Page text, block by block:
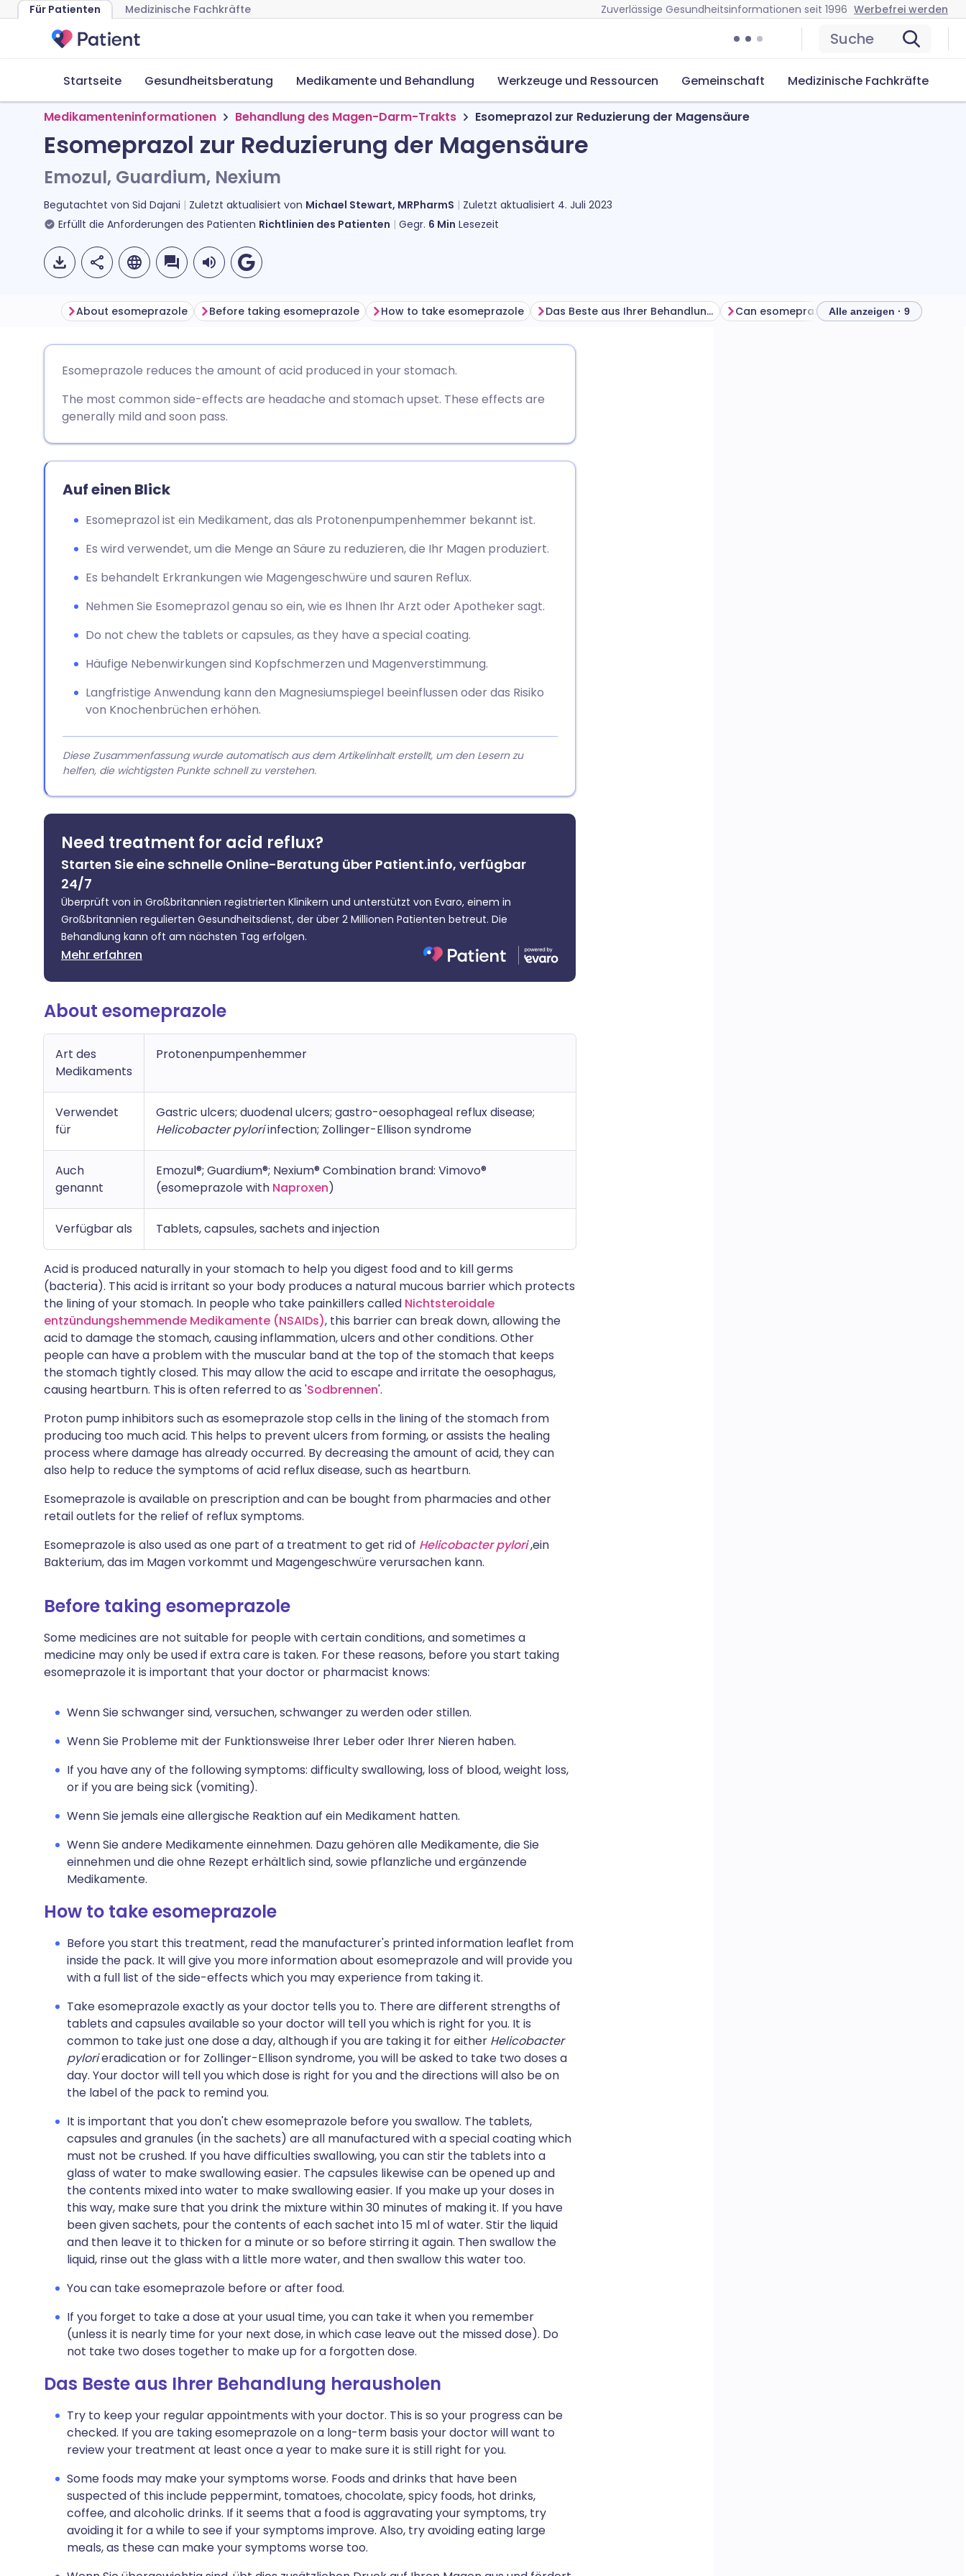
Für Patienten Medizinische Fachkräfte Zuverlässige Gesundheitsinformationen seit 1996 Werbefrei werden
Suche
Startseite Gesundheitsberatung Medikamente und Behandlung Werkzeuge und Ressourcen Gemeinschaft Medizinische Fachkräfte
Medikamenteninformationen Behandlung des Magen-Darm-Trakts Esomeprazol zur Reduzierung der Magensäure
Esomeprazol zur Reduzierung der Magensäure
Emozul, Guardium, Nexium
Begutachtet von Sid Dajani Zuletzt aktualisiert von Michael Stewart, MRPharmS Zuletzt aktualisiert 4. Juli 2023
Erfüllt die Anforderungen des Patienten Richtlinien des Patienten Gegr. 6 Min Lesezeit
Teilen über Facebook
Teilen über LinkedIn
Teilen über X
Teilen über WhatsApp
Link kopieren
🇪🇸 Español 🇫🇷 Français
🇮🇹 Italiano 🇵🇹 Português
🇮🇳 हिन्दी
🇸🇦 عربي 🇸🇪 Svenska
About esomeprazole Before taking esomeprazole How to take esomeprazole Das Beste aus Ihrer Behandlung herausholen Can esomeprazole cause problems?
Alle anzeigen · 9
Esomeprazole reduces the amount of acid produced in your stomach.
The most common side-effects are headache and stomach upset. These effects are
generally mild and soon pass.
Auf einen Blick
Esomeprazol ist ein Medikament, das als Protonenpumpenhemmer bekannt ist.
Es wird verwendet, um die Menge an Säure zu reduzieren, die Ihr Magen produziert.
Es behandelt Erkrankungen wie Magengeschwüre und sauren Reflux.
Nehmen Sie Esomeprazol genau so ein, wie es Ihnen Ihr Arzt oder Apotheker sagt.
Do not chew the tablets or capsules, as they have a special coating.
Häufige Nebenwirkungen sind Kopfschmerzen und Magenverstimmung.
Langfristige Anwendung kann den Magnesiumspiegel beeinflussen oder das Risiko
von Knochenbrüchen erhöhen.
Diese Zusammenfassung wurde automatisch aus dem Artikelinhalt erstellt, um den Lesern zu
helfen, die wichtigsten Punkte schnell zu verstehen.
Need treatment for acid reflux?
Starten Sie eine schnelle Online-Beratung über Patient.info, verfügbar
24/7
Überprüft von in Großbritannien registrierten Klinikern und unterstützt von Evaro, einem in
Großbritannien regulierten Gesundheitsdienst, der über 2 Millionen Patienten betreut. Die
Behandlung kann oft am nächsten Tag erfolgen.
Mehr erfahren
About esomeprazole
Art des
Medikaments
Protonenpumpenhemmer
Verwendet
für
Gastric ulcers; duodenal ulcers; gastro-oesophageal reflux disease;
Helicobacter pyloriinfection; Zollinger-Ellison syndrome
Auch
genannt
Emozul®; Guardium®; Nexium® Combination brand: Vimovo®
(esomeprazole with Naproxen)
Verfügbar als Tablets, capsules, sachets and injection
Acid is produced naturally in your stomach to help you digest food and to kill germs
(bacteria). This acid is irritant so your body produces a natural mucous barrier which protects
the lining of your stomach. In people who take painkillers called Nichtsteroidale
entzündungshemmende Medikamente (NSAIDs), this barrier can break down, allowing the
acid to damage the stomach, causing inflammation, ulcers and other conditions. Other
people can have a problem with the muscular band at the top of the stomach that keeps
the stomach tightly closed. This may allow the acid to escape and irritate the oesophagus,
causing heartburn. This is often referred to as 'Sodbrennen'.
Proton pump inhibitors such as esomeprazole stop cells in the lining of the stomach from
producing too much acid. This helps to prevent ulcers from forming, or assists the healing
process where damage has already occurred. By decreasing the amount of acid, they can
also help to reduce the symptoms of acid reflux disease, such as heartburn.
Esomeprazole is available on prescription and can be bought from pharmacies and other
retail outlets for the relief of reflux symptoms.
Esomeprazole is also used as one part of a treatment to get rid of Helicobacter pylori,ein
Bakterium, das im Magen vorkommt und Magengeschwüre verursachen kann.
Before taking esomeprazole
Some medicines are not suitable for people with certain conditions, and sometimes a
medicine may only be used if extra care is taken. For these reasons, before you start taking
esomeprazole it is important that your doctor or pharmacist knows:
Wenn Sie schwanger sind, versuchen, schwanger zu werden oder stillen.
Wenn Sie Probleme mit der Funktionsweise Ihrer Leber oder Ihrer Nieren haben.
If you have any of the following symptoms: difficulty swallowing, loss of blood, weight loss,
or if you are being sick (vomiting).
Wenn Sie jemals eine allergische Reaktion auf ein Medikament hatten.
Wenn Sie andere Medikamente einnehmen. Dazu gehören alle Medikamente, die Sie
einnehmen und die ohne Rezept erhältlich sind, sowie pflanzliche und ergänzende
Medikamente.
How to take esomeprazole
Before you start this treatment, read the manufacturer's printed information leaflet from
inside the pack. It will give you more information about esomeprazole and will provide you
with a full list of the side-effects which you may experience from taking it.
Take esomeprazole exactly as your doctor tells you to. There are different strengths of
tablets and capsules available so your doctor will tell you which is right for you. It is
common to take just one dose a day, although if you are taking it for either Helicobacter
pylorieradication or for Zollinger-Ellison syndrome, you will be asked to take two doses a
day. Your doctor will tell you which dose is right for you and the directions will also be on
the label of the pack to remind you.
It is important that you don't chew esomeprazole before you swallow. The tablets,
capsules and granules (in the sachets) are all manufactured with a special coating which
must not be crushed. If you have difficulties swallowing, you can stir the tablets into a
glass of water to make swallowing easier. The capsules likewise can be opened up and
the contents mixed into water to make swallowing easier. If you make up your doses in
this way, make sure that you drink the mixture within 30 minutes of making it. If you have
been given sachets, pour the contents of each sachet into 15 ml of water. Stir the liquid
and then leave it to thicken for a minute or so before stirring it again. Then swallow the
liquid, rinse out the glass with a little more water, and then swallow this water too.
You can take esomeprazole before or after food.
If you forget to take a dose at your usual time, you can take it when you remember
(unless it is nearly time for your next dose, in which case leave out the missed dose). Do
not take two doses together to make up for a forgotten dose.
Das Beste aus Ihrer Behandlung herausholen
Try to keep your regular appointments with your doctor. This is so your progress can be
checked. If you are taking esomeprazole on a long-term basis your doctor will want to
review your treatment at least once a year to make sure it is still right for you.
Some foods may make your symptoms worse. Foods and drinks that have been
suspected of this include peppermint, tomatoes, chocolate, spicy foods, hot drinks,
coffee, and alcoholic drinks. If it seems that a food is aggravating your symptoms, try
avoiding it for a while to see if your symptoms improve. Also, try avoiding eating large
meals, as these can make your symptoms worse too.